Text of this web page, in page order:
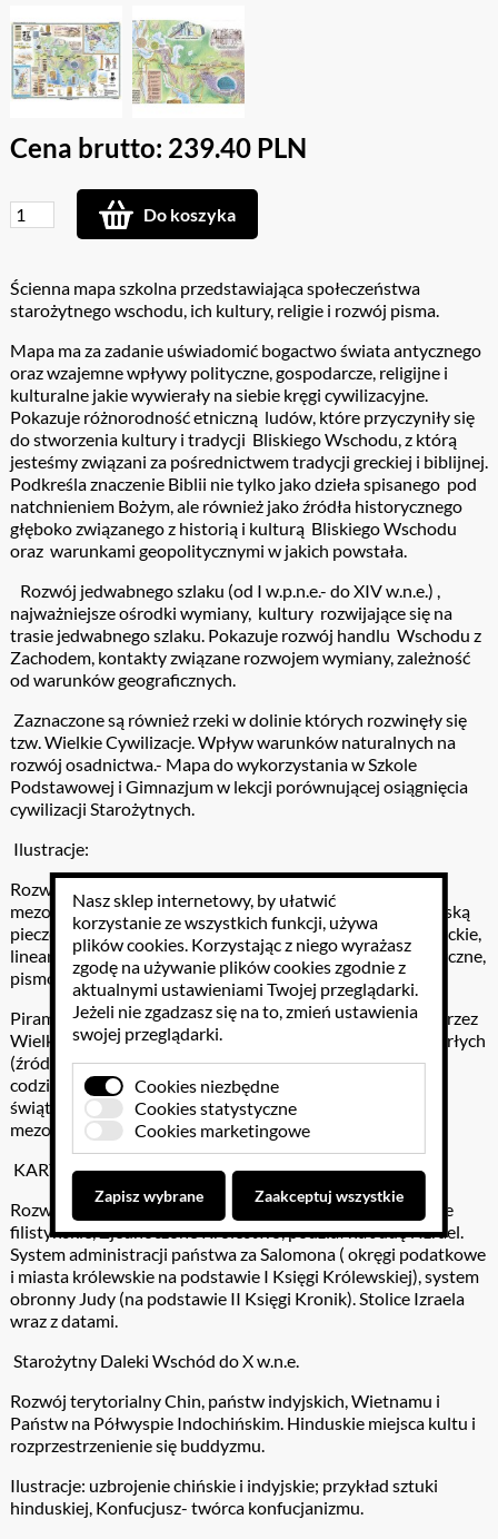
Cena brutto: 239.40 PLN
Do koszyka
Ścienna mapa szkolna przedstawiająca społeczeństwa
starożytnego wschodu, ich kultury, religie i rozwój pisma.
Mapa ma za zadanie uświadomić bogactwo świata antycznego
oraz wzajemne wpływy polityczne, gospodarcze, religijne i
kulturalne jakie wywierały na siebie kręgi cywilizacyjne.
Pokazuje różnorodność etniczną ludów, które przyczyniły się
do stworzenia kultury i tradycji Bliskiego Wschodu, z którą
jesteśmy związani za pośrednictwem tradycji greckiej i biblijnej.
Podkreśla znaczenie Biblii nie tylko jako dzieła spisanego pod
natchnieniem Bożym, ale również jako źródła historycznego
głęboko związanego z historią i kulturą Bliskiego Wschodu
oraz warunkami geopolitycznymi w jakich powstała.
Rozwój jedwabnego szlaku (od I w.p.n.e.- do XIV w.n.e.) ,
najważniejsze ośrodki wymiany, kultury rozwijające się na
trasie jedwabnego szlaku. Pokazuje rozwój handlu Wschodu z
Zachodem, kontakty związane rozwojem wymiany, zależność
od warunków geograficznych.
Zaznaczone są również rzeki w dolinie których rozwinęły się
tzw. Wielkie Cywilizacje. Wpływ warunków naturalnych na
rozwój osadnictwa.- Mapa do wykorzystania w Szkole
Podstawowej i Gimnazjum w lekcji porównującej osiągnięcia
cywilizacji Starożytnych.
Ilustracje:
Rozwój pisma: pismo sumeryjskie, akadyjskie, calculi -
mezopotamskie kamienie służące do liczenia, mezopotamską
pieczęć własnościową (rozwój własności prywatnej), hetyckie,
linearne B, fenickie, hebrajskie, egipskie hieroglify i hieratyczne,
pismo tybetańskie, hinduskie i chińskie.
Piramidy egipskie- jeden ze sposobów budowy, przekrój przez
Wielką Piramidę, Wierzenia eschatologiczne- Księga Umarłych
(źródło do odtworzenia wierzeń eschatologicznych i życia
codziennego starożytnych Egipcjan). Ziggurat- przykład
świątyni mezopotamskiej. Główni bogowie egipscy i
mezopotamscy wraz z opisem.
KARTONY
Rozwój terytorialny Izraela: podział na plemiona, twierdze
filistyńskie, Zjednoczone Królestwo, podział na Judę i Izrael.
System administracji państwa za Salomona ( okręgi podatkowe
i miasta królewskie na podstawie I Księgi Królewskiej), system
obronny Judy (na podstawie II Księgi Kronik). Stolice Izraela
wraz z datami.
Starożytny Daleki Wschód do X w.n.e.
Rozwój terytorialny Chin, państw indyjskich, Wietnamu i
Państw na Półwyspie Indochińskim. Hinduskie miejsca kultu i
rozprzestrzenienie się buddyzmu.
Ilustracje: uzbrojenie chińskie i indyjskie; przykład sztuki
hinduskiej, Konfucjusz- twórca konfucjanizmu.
Nasz sklep internetowy, by ułatwić
korzystanie ze wszystkich funkcji, używa
plików cookies. Korzystając z niego wyrażasz
zgodę na używanie plików cookies zgodnie z
aktualnymi ustawieniami Twojej przeglądarki.
Jeżeli nie zgadzasz się na to, zmień ustawienia
swojej przeglądarki.
Cookies niezbędne
Cookies statystyczne
Cookies marketingowe
Zapisz wybrane Zaakceptuj wszystkie